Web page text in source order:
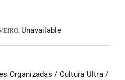
Unavailable
Organizadas / Cultura Ultra /